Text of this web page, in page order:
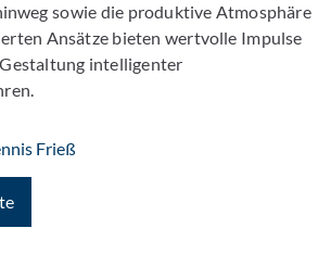
sowie die produktive Atmosphäre
Ansätze bieten wertvolle Impulse
intelligenter
Frieß